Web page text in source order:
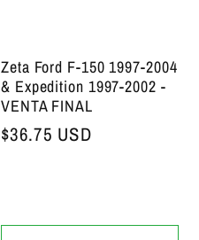
Zeta Ford F-150 1997-2004
& Expedition 1997-2002 -
VENTA FINAL
Precio bajo de siempre
$36.75 USD